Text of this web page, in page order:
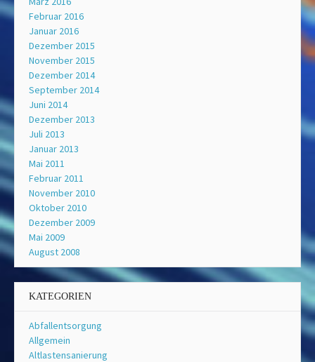
Februar 2016
Januar 2016
Dezember 2015
November 2015
Dezember 2014
September 2014
Juni 2014
Dezember 2013
Juli 2013
Januar 2013
Mai 2011
Februar 2011
November 2010
Oktober 2010
Dezember 2009
Mai 2009
August 2008
KATEGORIEN
Abfallentsorgung
Allgemein
Altlastensanierung